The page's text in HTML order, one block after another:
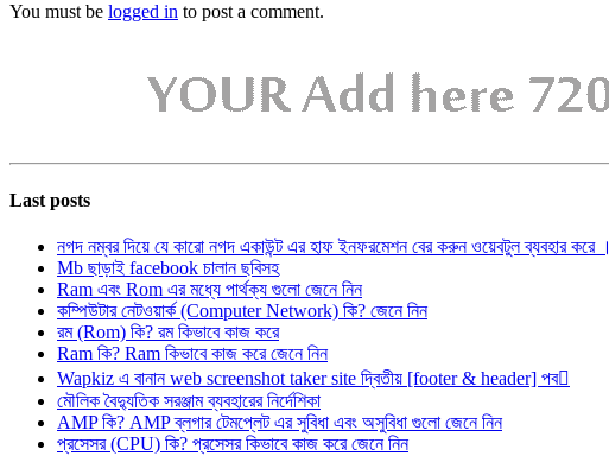
You must be logged in to post a comment.
Last posts
নগদ নম্বর দিয়ে যে কারো নগদ একাউন্ট এর হাফ ইনফরমেশন বের করুন ওয়েবটুল ব্যবহার করে ।
Mb ছাড়াই facebook চালান ছবিসহ
Ram এবং Rom এর মধ্যে পার্থক্য গুলো জেনে নিন
কম্পিউটার নেটওয়ার্ক (Computer Network) কি? জেনে নিন
রম (Rom) কি? রম কিভাবে কাজ করে
Ram কি? Ram কিভাবে কাজ করে জেনে নিন
Wapkiz এ বানান web screenshot taker site দ্বিতীয় [footer & header] পব
মৌলিক বৈদ্যুতিক সরঞ্জাম ব্যবহারের নির্দেশিকা
AMP কি? AMP ব্লগার টেমপ্লেট এর সুবিধা এবং অসুবিধা গুলো জেনে নিন
প্রসেসর (CPU) কি? প্রসেসর কিভাবে কাজ করে জেনে নিন